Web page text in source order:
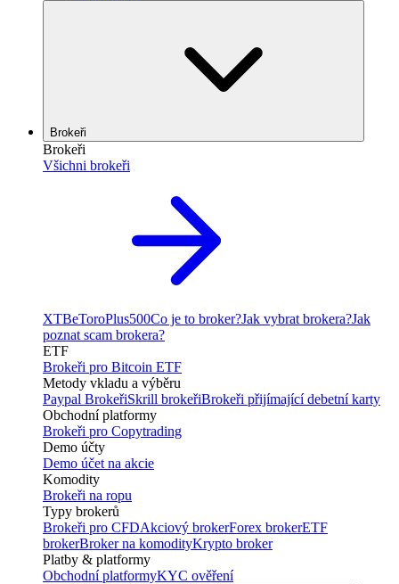
Brokeři
Brokeři
Všichni brokeři
XTBeToroPlus500Co je to broker?Jak vybrat brokera?Jak
poznat scam brokera?
ETF
Brokeři pro Bitcoin ETF
Metody vkladu a výběru
Paypal BrokeřiSkrill brokeřiBrokeři přijímající debetní karty
Obchodní platformy
Brokeři pro Copytrading
Demo účty
Demo účet na akcie
Komodity
Brokeři na ropu
Typy brokerů
Brokeři pro CFDAkciový brokerForex brokerETF
brokerBroker na komodityKrypto broker
Platby & platformy
Obchodní platformyKYC ověření